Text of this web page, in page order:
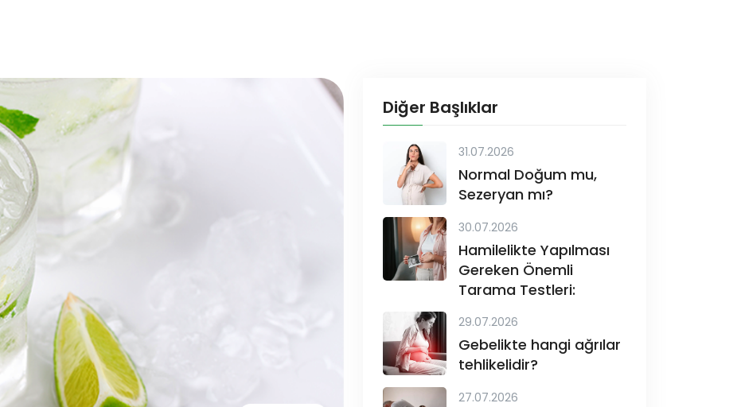
Diğer Başlıklar
31.07.2026
Normal Doğum mu,
Sezeryan mı?
30.07.2026
Hamilelikte Yapılması
Gereken Önemli
Tarama Testleri:
29.07.2026
Gebelikte hangi ağrılar
tehlikelidir?
27.07.2026